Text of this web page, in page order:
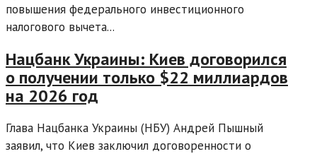
повышения федерального инвестиционного
налогового вычета...
Нацбанк Украины: Киев договорился
о получении только $22 миллиардов
на 2026 год
Глава Нацбанка Украины (НБУ) Андрей Пышный
заявил, что Киев заключил договоренности о